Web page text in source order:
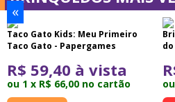
Taco Gato Kids: Meu Primeiro
Taco Gato - Papergames
R$ 59,40 à vista
ou 1 x R$ 66,00 no cartão
«